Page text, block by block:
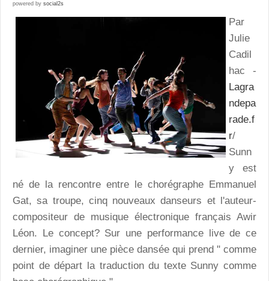
powered by social2s
Par
Julie
Cadil
hac -
Lagra
ndepa
rade.f
r/
Sunn
y est
né de la rencontre entre le chorégraphe Emmanuel
Gat, sa troupe, cinq nouveaux danseurs et l'auteur-
compositeur de musique électronique français Awir
Léon. Le concept? Sur une performance live de ce
dernier, imaginer une pièce dansée qui prend " comme
point de départ la traduction du texte Sunny comme